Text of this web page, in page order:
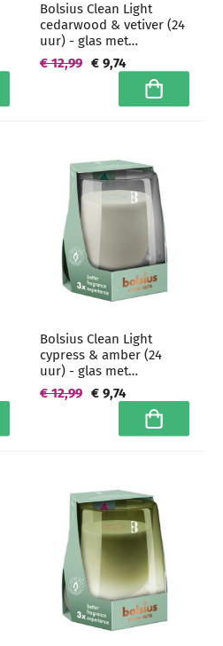
Bolsius Clean Light
cedarwood & vetiver (24
uur) - glas met
geurvulling€ 9,74
€ 12,99
In
Bolsius Clean Light
cypress & amber (24
uur) - glas met
geurvulling€ 9,74
€ 12,99
In